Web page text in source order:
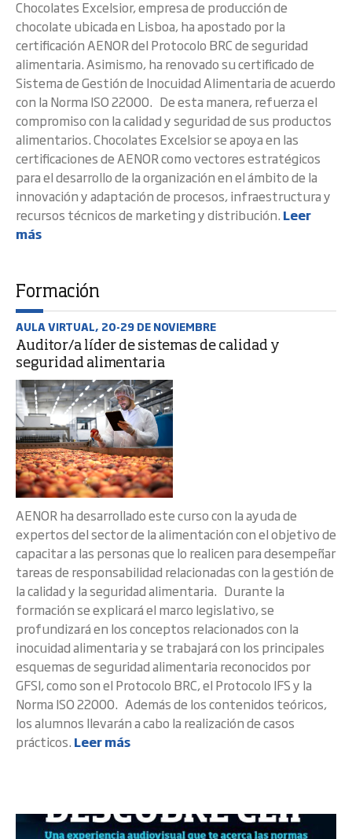
Chocolates Excelsior, empresa de producción de
chocolate ubicada en Lisboa, ha apostado por la
certificación AENOR del Protocolo BRC de seguridad
alimentaria. Asimismo, ha renovado su certificado de
Sistema de Gestión de Inocuidad Alimentaria de acuerdo
con la Norma ISO 22000. De esta manera, refuerza el
compromiso con la calidad y seguridad de sus productos
alimentarios. Chocolates Excelsior se apoya en las
certificaciones de AENOR como vectores estratégicos
para el desarrollo de la organización en el ámbito de la
innovación y adaptación de procesos, infraestructura y
recursos técnicos de marketing y distribución. Leer
más
Formación
AULA VIRTUAL, 20-29 DE NOVIEMBRE
Auditor/a líder de sistemas de calidad y
seguridad alimentaria
AENOR ha desarrollado este curso con la ayuda de
expertos del sector de la alimentación con el objetivo de
capacitar a las personas que lo realicen para desempeñar
tareas de responsabilidad relacionadas con la gestión de
la calidad y la seguridad alimentaria. Durante la
formación se explicará el marco legislativo, se
profundizará en los conceptos relacionados con la
inocuidad alimentaria y se trabajará con los principales
esquemas de seguridad alimentaria reconocidos por
GFSI, como son el Protocolo BRC, el Protocolo IFS y la
Norma ISO 22000. Además de los contenidos teóricos,
los alumnos llevarán a cabo la realización de casos
prácticos. Leer más